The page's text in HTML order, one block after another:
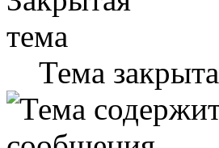
Тема закрыта